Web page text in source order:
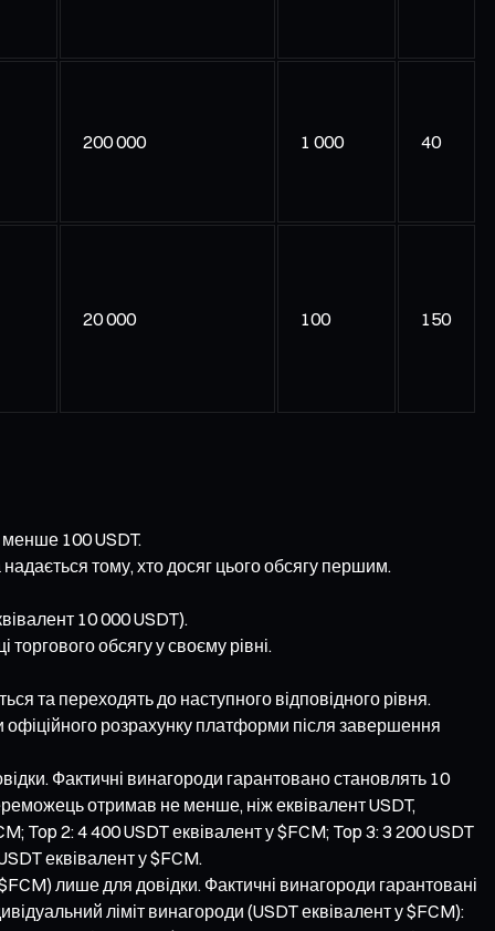
200 000 1 000 40
20 000 100 150
менше 100 USDT.
тому, хто досяг цього обсягу першим.
10 000 USDT).
обсягу у своєму рівні.
та переходять до наступного відповідного рівня.
офіційного розрахунку платформи після завершення
Фактичні винагороди гарантовано становлять 10
отримав не менше, ніж еквівалент USDT,
Top 2: 4 400 USDT еквівалент у $FCM; Top 3: 3 200 USDT
еквівалент у $FCM.
лише для довідки. Фактичні винагороди гарантовані
ліміт винагороди (USDT еквівалент у $FCM):